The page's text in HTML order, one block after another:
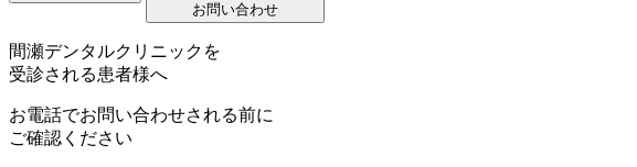
お問い合わせ
間瀬デンタルクリニックを
受診される患者様へ
お電話でお問い合わせされる前に
ご確認ください